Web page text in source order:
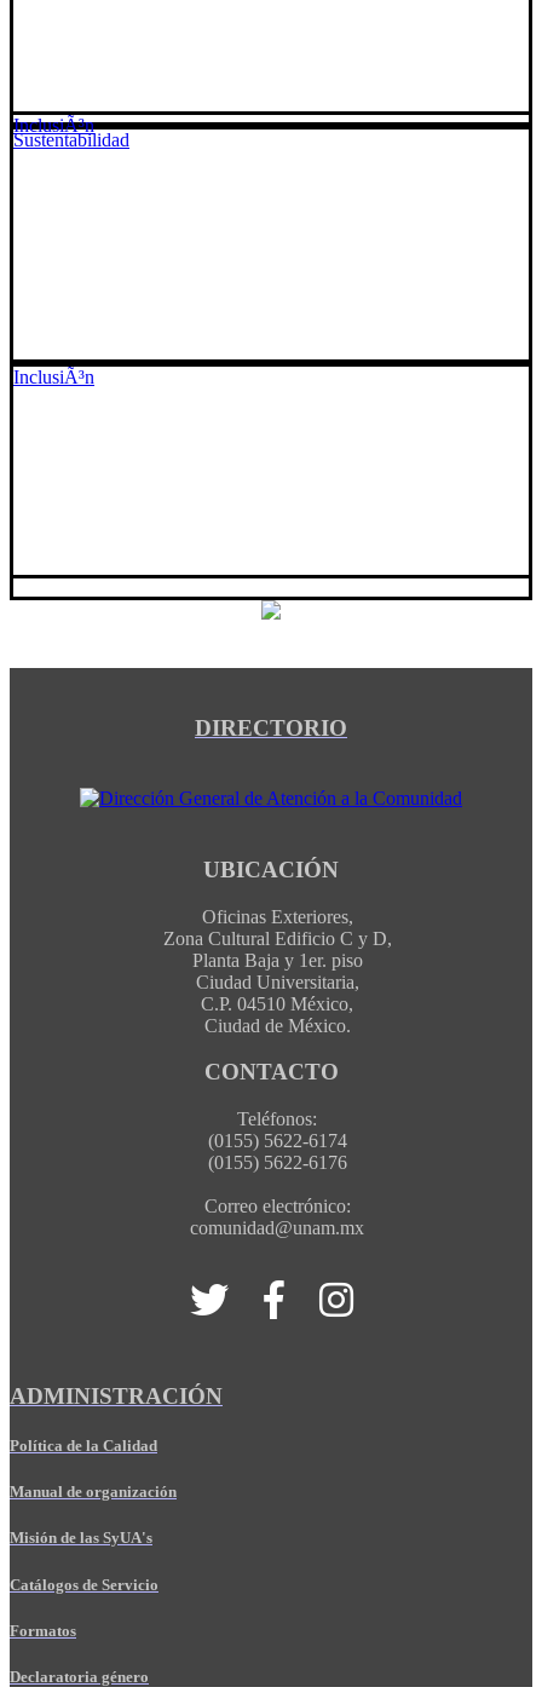
Sustentabilidad
InclusiÃ³n
InclusiÃ³n
DIRECTORIO
UBICACIÓN
Oficinas Exteriores,
Zona Cultural Edificio C y D,
Planta Baja y 1er. piso
Ciudad Universitaria,
C.P. 04510 México,
Ciudad de México.
CONTACTO
Teléfonos:
(0155) 5622-6174
(0155) 5622-6176
Correo electrónico:
comunidad@unam.mx
ADMINISTRACIÓN
Política de la Calidad
Manual de organización
Misión de las SyUA's
Catálogos de Servicio
Formatos
Declaratoria género